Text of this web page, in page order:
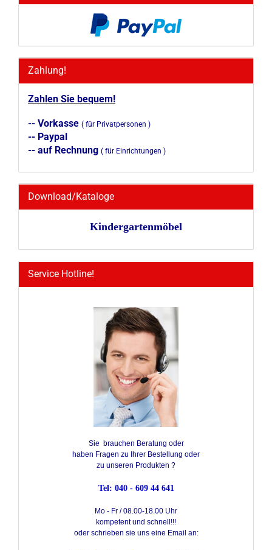
Zahlung!
Zahlen Sie bequem!
-- Vorkasse ( für Privatpersonen )
-- Paypal
-- auf Rechnung ( für Einrichtungen )
Download/Kataloge
Kindergartenmöbel
Service Hotline!
Sie brauchen Beratung oder
haben Fragen zu Ihrer Bestellung oder
zu unseren Produkten ?
Tel: 040 - 609 44 641
Mo - Fr / 08.00-18.00 Uhr
kompetent und schnell!!!
oder schrieben sie uns eine Email an: